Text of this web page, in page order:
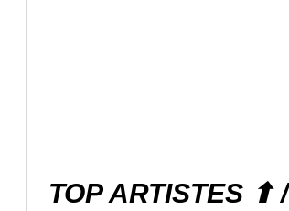
TOP ARTISTES ⬆ /